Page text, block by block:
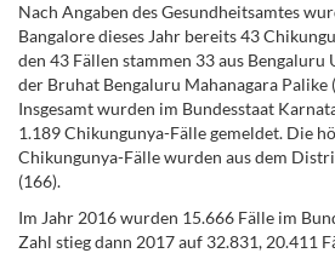
Nach Angaben des Gesundheitsamtes
Bangalore dieses Jahr bereits 43
den 43 Fällen stammen 33 aus Bengaluru
der Bruhat Bengaluru Mahanagara Palike
Insgesamt wurden im Bundesstaat
1.189 Chikungunya-Fälle gemeldet. Die
Chikungunya-Fälle wurden aus dem
(166).
Im Jahr 2016 wurden 15.666 Fälle im
Zahl stieg dann 2017 auf 32.831, 20.411